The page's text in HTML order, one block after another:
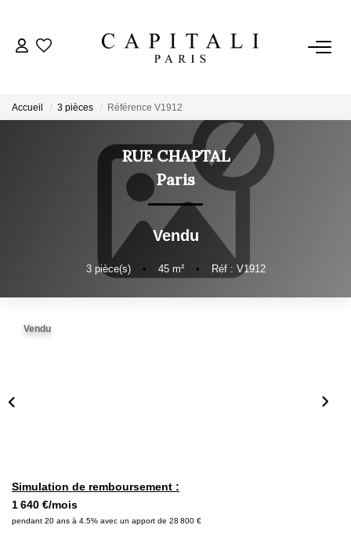
LOUER
ESTIMER
FAIRE GÉRER
NOTRE AGENCE
CONTACT
Accueil 3 pièces Référence V1912
RUE CHAPTAL
Paris
Vendu
3pièce(s) • 45m² • Réf : V1912
Vendu
Simulation de remboursement :
1 640 €/mois
pendant 20 ans à 4.5% avec un apport de 28 800 €